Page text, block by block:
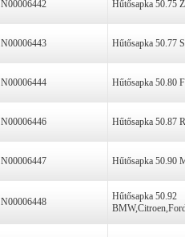
N00006442 Hűtősapka 50.75
N00006443 Hűtősapka 50.77
N00006444 Hűtősapka 50.80
N00006446 Hűtősapka 50.87
N00006447 Hűtősapka 50.90
N00006448
Hűtősapka 50.92